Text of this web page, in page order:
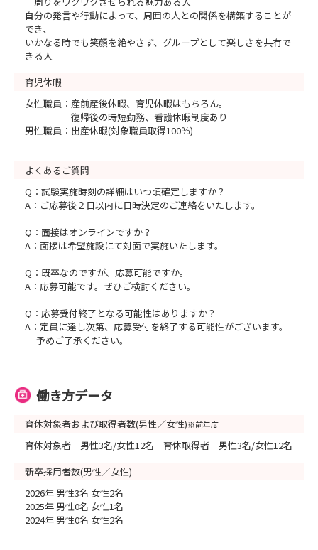
自分の発言や行動によって、周囲の人との関係を構築することが
でき、
いかなる時でも笑顔を絶やさず、グループとして楽しさを共有で
きる人
育児休暇
女性職員：産前産後休暇、育児休暇はもちろん。
復帰後の時短勤務、看護休暇制度あり
男性職員：出産休暇(対象職員取得100％)
よくあるご質問
Q：試験実施時刻の詳細はいつ頃確定しますか？
A：ご応募後２日以内に日時決定のご連絡をいたします。
Q：面接はオンラインですか？
A：面接は希望施設にて対面で実施いたします。
Q：既卒なのですが、応募可能ですか。
A：応募可能です。ぜひご検討ください。
Q：応募受付終了となる可能性はありますか？
A：定員に達し次第、応募受付を終了する可能性がございます。
予めご了承ください。
働き方データ
育休対象者および取得者数(男性／女性)※前年度
育休対象者 男性3名/女性12名 育休取得者 男性3名/女性12名
新卒採用者数(男性／女性)
2026年 男性3名 女性2名
2025年 男性0名 女性1名
2024年 男性0名 女性2名